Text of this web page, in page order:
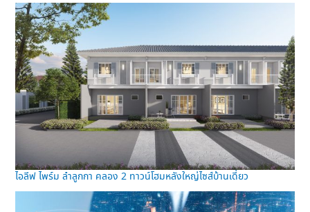
ไอลีฟ ไพร์ม ลำลูกกา คลอง 2 ทาวน์โฮมหลังใหญ่ไซส์บ้านเดี่ยว